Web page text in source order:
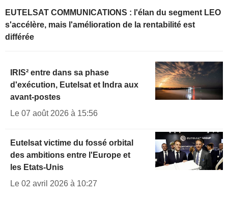
EUTELSAT COMMUNICATIONS : l'élan du segment LEO
s'accélère, mais l'amélioration de la rentabilité est
différée
IRIS² entre dans sa phase
d'exécution, Eutelsat et Indra aux
avant-postes
Le 07 août 2026 à 15:56
Eutelsat victime du fossé orbital
des ambitions entre l'Europe et
les Etats-Unis
Le 02 avril 2026 à 10:27